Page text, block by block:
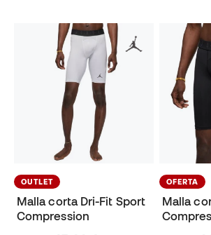
OUTLET
Malla corta Dri-Fit Sport
Compression
OFERTA
Malla